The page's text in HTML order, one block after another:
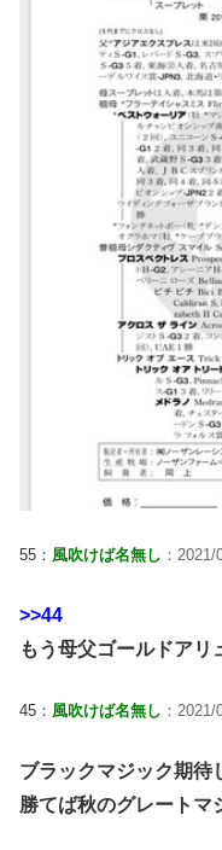
55： 風吹けば名無し ：
>>44
もう母父ゴールドアリ
45： 風吹けば名無し ：
ブラックマジック期待
勝てば秋のグレートマ